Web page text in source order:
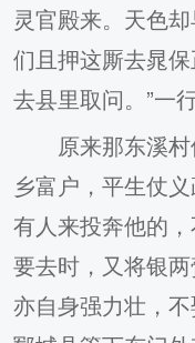
灵官殿来。天色
们且押这厮去晁
去县里取问。”一
原来那东溪
乡富户，平生仗
有人来投奔他的
要去时，又将银
亦自身强力壮，不